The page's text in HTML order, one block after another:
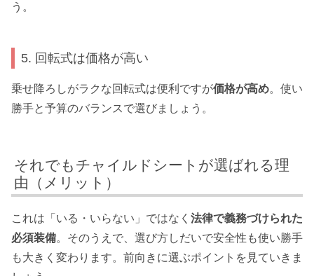
う。
5. 回転式は価格が高い
乗せ降ろしがラクな回転式は便利ですが価格が高め。使い
勝手と予算のバランスで選びましょう。
それでもチャイルドシートが選ばれる理
由（メリット）
これは「いる・いらない」ではなく 法律で義務づけられた
必須装備。そのうえで、選び方しだいで安全性も使い勝手
も大きく変わります。前向きに選ぶポイントを見ていきま